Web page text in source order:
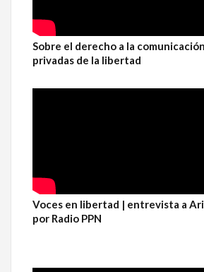
Sobre el derecho a la
privadas de la libertad
Voces en libertad | entrevista a
por Radio PPN